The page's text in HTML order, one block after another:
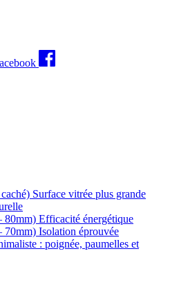
Surface vitrée plus grande
80mm) Efficacité énergétique
70mm) Isolation éprouvée
: poignée, paumelles et